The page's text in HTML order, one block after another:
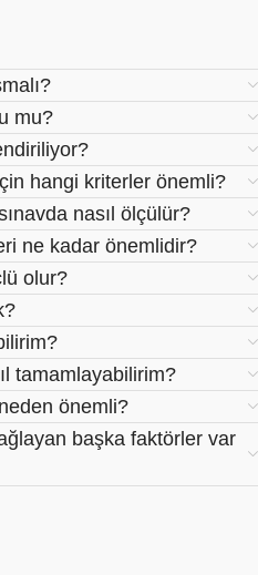
mu?
hangi kriterler önemli?
nasıl ölçülür?
ne kadar önemlidir?
olur?
tamamlayabilirim?
önemli?
başka faktörler var